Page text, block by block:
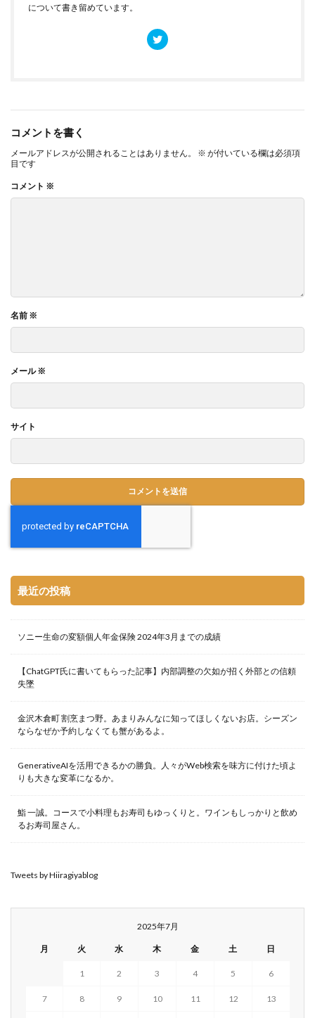
について書き留めています。
コメントを書く
メールアドレスが公開されることはありません。 ※ が付いている欄は必須項
目です
コメント ※
名前 ※
メール※
サイト
最近の投稿
ソニー生命の変額個人年金保険 2024年3月までの成績
【ChatGPT氏に書いてもらった記事】内部調整の欠如が招く外部との信頼
失墜
金沢木倉町 割烹まつ野。あまりみんなに知ってほしくないお店。シーズン
ならなぜか予約しなくても蟹があるよ。
GenerativeAIを活用できるかの勝負。人々がWeb検索を味方に付けた頃よ
りも大きな変革になるか。
鮨 一誠。コースで小料理もお寿司もゆっくりと。ワインもしっかりと飲め
るお寿司屋さん。
Tweets by Hiiragiyablog
2025年7月
月 火 水 木 金 土 日
1 2 3 4 5 6
7 8 9 10 11 12 13